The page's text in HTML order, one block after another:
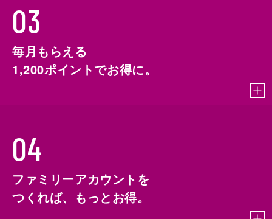
03
毎月もらえる
1,200ポイントでお得に。
04
ファミリーアカウントを
つくれば、もっとお得。